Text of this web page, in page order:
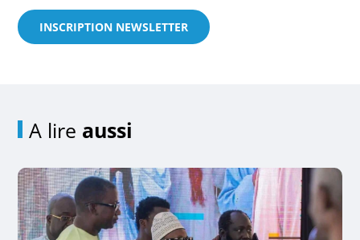
INSCRIPTION NEWSLETTER
A lire aussi